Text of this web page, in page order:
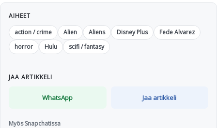
AIHEET
action / crime
Alien Aliens Disney Plus
Fede Alvarez
horror
Hulu scifi / fantasy
JAA ARTIKKELI
WhatsApp Jaa artikkeli
Myös Snapchatissa